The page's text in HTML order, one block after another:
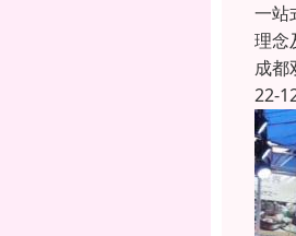
一站
理念
成都
22-